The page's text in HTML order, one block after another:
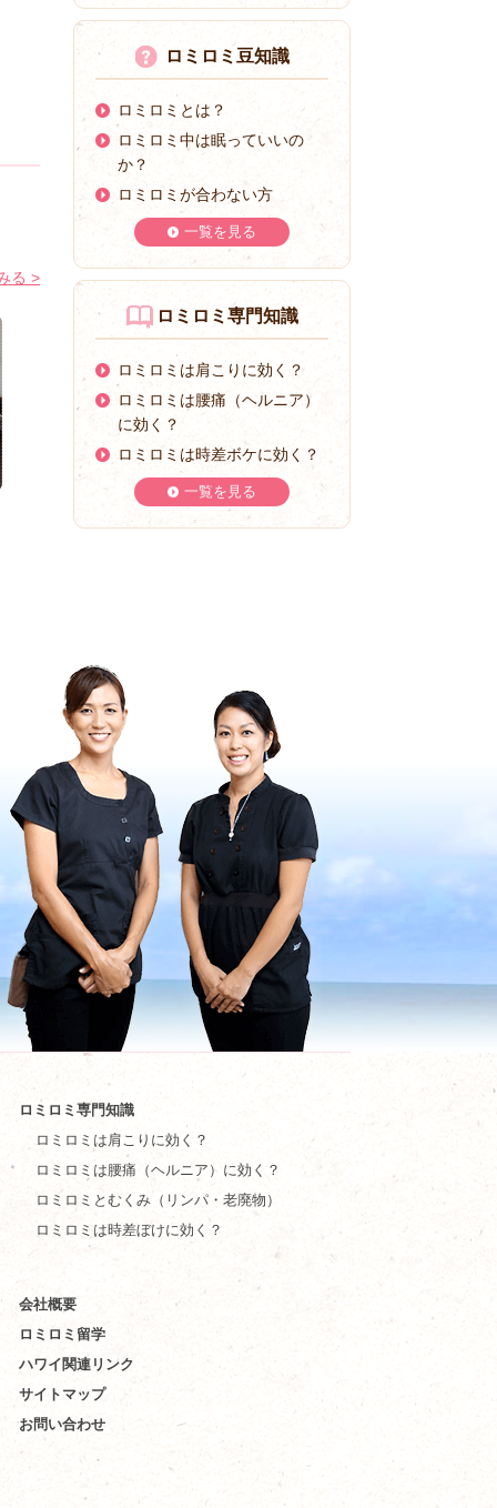
る >
ロミロミ豆知識
ロミロミとは？
ロミロミ中は眠っていいの
か？
ロミロミが合わない方
一覧を見る
ロミロミ専門知識
ロミロミは肩こりに効く？
ロミロミは腰痛（ヘルニア）
に効く？
ロミロミは時差ボケに効く？
一覧を見る
ロミロミ専門知識
ロミロミは肩こりに効く？
ロミロミは腰痛（ヘルニア）に効く？
ロミロミとむくみ（リンパ・老廃物）
ロミロミは時差ぼけに効く？
会社概要
ロミロミ留学
ハワイ関連リンク
サイトマップ
お問い合わせ